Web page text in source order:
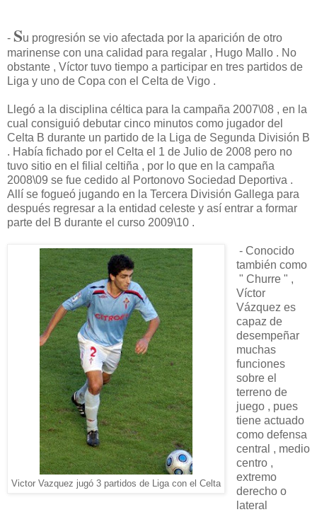
- Su progresión se vio afectada por la aparición de otro
marinense con una calidad para regalar , Hugo Mallo . No
obstante , Víctor tuvo tiempo a participar en tres partidos de
Liga y uno de Copa con el Celta de Vigo .
Llegó a la disciplina céltica para la campaña 2007\08 , en la
cual consiguió debutar cinco minutos como jugador del
Celta B durante un partido de la Liga de Segunda División B
. Había fichado por el Celta el 1 de Julio de 2008 pero no
tuvo sitio en el filial celtiña , por lo que en la campaña
2008\09 se fue cedido al Portonovo Sociedad Deportiva .
Allí se fogueó jugando en la Tercera División Gallega para
después regresar a la entidad celeste y así entrar a formar
parte del B durante el curso 2009\10 .
Victor Vazquez jugó 3 partidos de Liga con el Celta
- Conocido
también como
" Churre " ,
Víctor
Vázquez es
capaz de
desempeñar
muchas
funciones
sobre el
terreno de
juego , pues
tiene actuado
como defensa
central , medio
centro ,
extremo
derecho o
lateral